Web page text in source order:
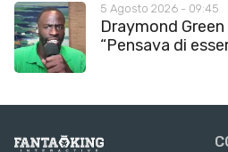
5 Agosto 2026 - 09:45
Draymond
“Pensava di